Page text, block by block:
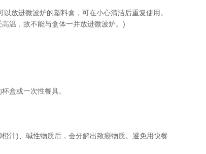
放进微波炉的塑料盒，可在小心清洁后重复使用。
温，故不能与盒体一并放进微波炉。)
盒或一次性餐具。
汁)、碱性物质后，会分解出致癌物质。避免用快餐